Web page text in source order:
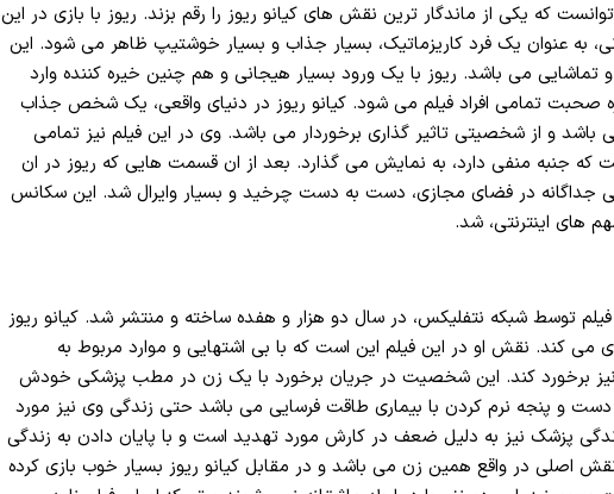
که یکی از ماندگار ترین نقش های کیانو ریوز را رقم بزند. ریوز با بازی در این
به عنوان یک فرد کاریزماتیک، بسیار جذاب و بسیار خوشتیپ ظاهر می شود. این
می باشد. ریوز با یک ورود بسیار هیجانی و هم چنین خیره کننده وارد
صحبت تمامی افراد فیلم می شود. کیانو ریوز در دنیای واقعی، یک شخص جذاب
و از شخصیتی تاثیر گذاری برخوردار می باشد. وی در این فیلم نیز تمامی
که جنبه منفی دارد، به نمایش می گذارد. بعد از ان قسمت هایی که ریوز در ان
جداگانه در فضای مجازی، دست به دست چرخید و بسیار وایرال شد. این سکانس
های اینترنتی، شد.
توسط شبکه نتفلیکس، در سال دو هزار و هفده ساخته و منتشر شد. کیانو ریوز
می کند. نقش او در این فیلم این است که با بی اشتهایی و موارد مربوط به
برخورد کند. این شخصیت در جریان برخورد با یک زن در مطب پزشکی خودش
و پنجه نرم کردن با بیماری طاقت فرسایی می باشد حتی زندگی وی نیز مورد
پزشک نیز به دلیل ضعف در کارش مورد تهدید است و با پایان دادن به زندگی
اصلی در واقع همین زن می باشد و در مقابل کیانو ریوز بسیار خوب بازی کرده